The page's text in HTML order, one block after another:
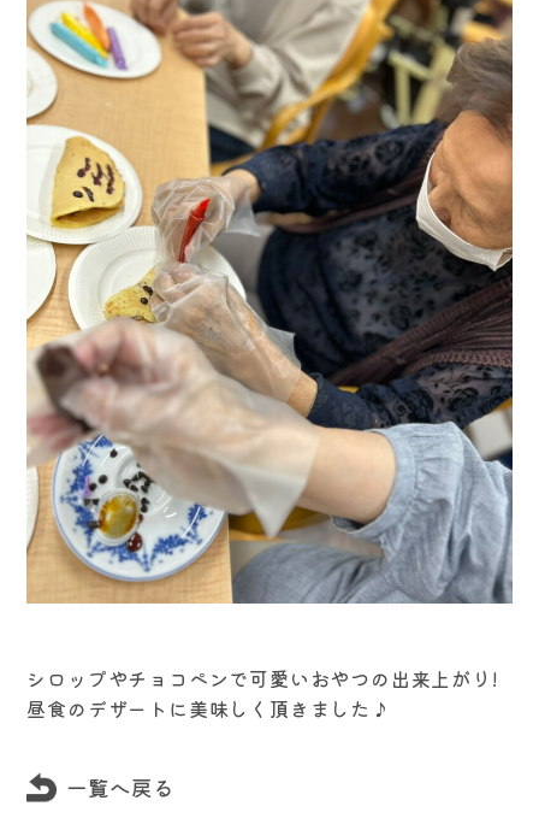
シロップやチョコペンで可愛いおやつの出来上がり!
昼食のデザートに美味しく頂きました♪
一覧へ戻る